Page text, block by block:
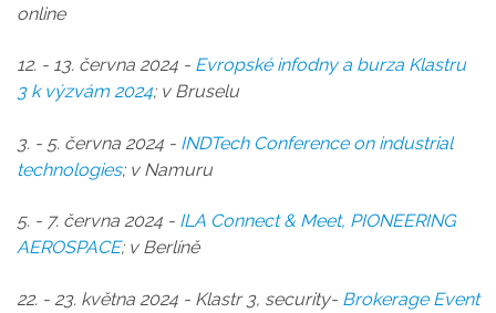
online
12. - 13. června 2024 - Evropské infodny a burza Klastru
3 k výzvám 2024; v Bruselu
3. - 5. června 2024 - INDTech Conference on industrial
technologies; v Namuru
5. - 7. června 2024 - ILA Connect & Meet, PIONEERING
AEROSPACE; v Berlíně
22. - 23. května 2024 - Klastr 3, security- Brokerage Event